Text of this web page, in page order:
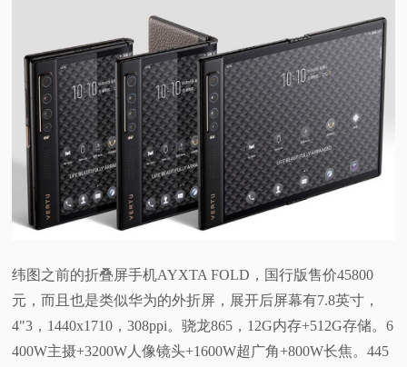
纬图之前的折叠屏手机AYXTA FOLD，国行版售价45800
元，而且也是类似华为的外折屏，展开后屏幕有7.8英寸，
4"3，1440x1710，308ppi。骁龙865，12G内存+512G存储。6
400W主摄+3200W人像镜头+1600W超广角+800W长焦。445